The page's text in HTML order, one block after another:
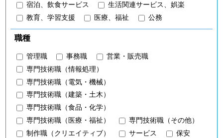
宿泊、飲食サービス
生活関連サービス、娯楽
教育、学習支援
医療、福祉 公務
職種
管理職 事務職
営業・販売職
専門技術職（情報処理）
専門技術職（電気・機械）
専門技術職（建築・土木）
専門技術職（食品・化学）
専門技術職（医療・福祉）
専門技術職（その他）
制作職（クリエイティブ）
サービス
保安